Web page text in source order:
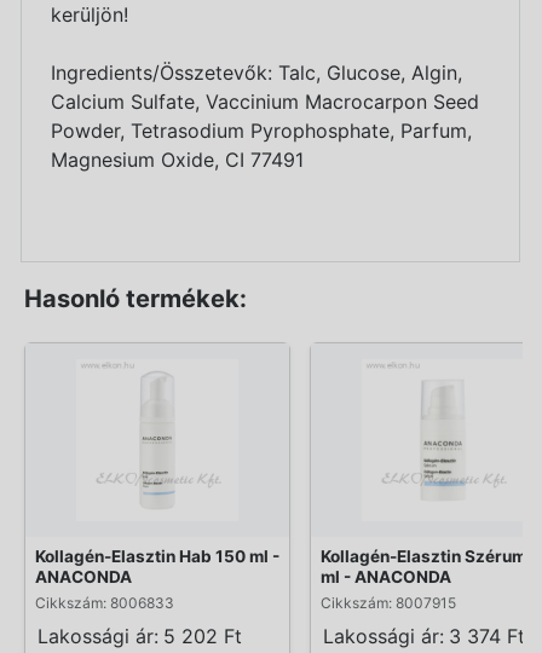
kerüljön!
Ingredients/Összetevők: Talc, Glucose, Algin,
Calcium Sulfate, Vaccinium Macrocarpon Seed
Powder, Tetrasodium Pyrophosphate, Parfum,
Magnesium Oxide, CI 77491
Hasonló termékek:
Kollagén-Elasztin Hab 150 ml -
ANACONDA
Cikkszám: 8006833
Lakossági ár: 5 202 Ft
Kollagén-Elasztin Szérum
ml - ANACONDA
Cikkszám: 8007915
Lakossági ár: 3 374 Ft